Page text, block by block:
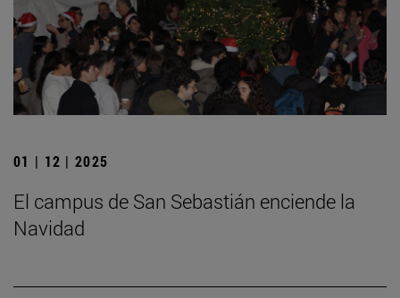
01 | 12 | 2025
El campus de San Sebastián enciende la
Navidad